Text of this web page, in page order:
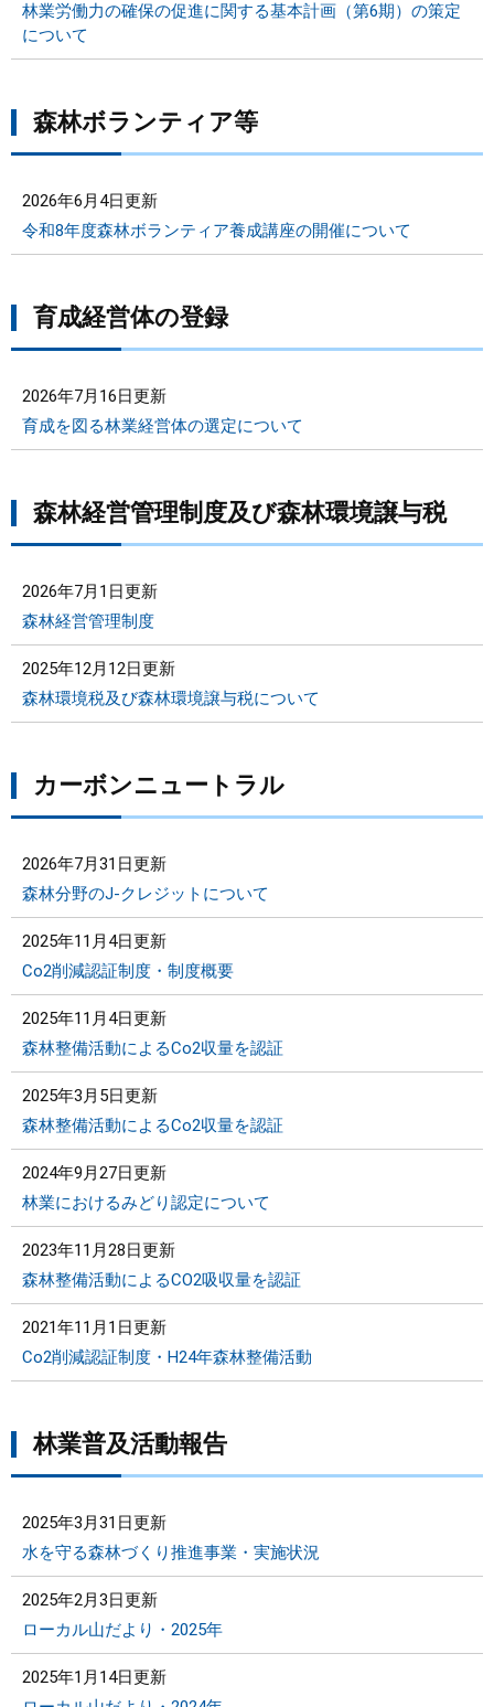
林業労働力の確保の促進に関する基本計画（第6期）の策定
について
森林ボランティア等
2026年6月4日更新
令和8年度森林ボランティア養成講座の開催について
育成経営体の登録
2026年7月16日更新
育成を図る林業経営体の選定について
森林経営管理制度及び森林環境譲与税
2026年7月1日更新
森林経営管理制度
2025年12月12日更新
森林環境税及び森林環境譲与税について
カーボンニュートラル
2026年7月31日更新
森林分野のJ-クレジットについて
2025年11月4日更新
Co2削減認証制度・制度概要
2025年11月4日更新
森林整備活動によるCo2収量を認証
2025年3月5日更新
森林整備活動によるCo2収量を認証
2024年9月27日更新
林業におけるみどり認定について
2023年11月28日更新
森林整備活動によるCO2吸収量を認証
2021年11月1日更新
Co2削減認証制度・H24年森林整備活動
林業普及活動報告
2025年3月31日更新
水を守る森林づくり推進事業・実施状況
2025年2月3日更新
ローカル山だより・2025年
2025年1月14日更新